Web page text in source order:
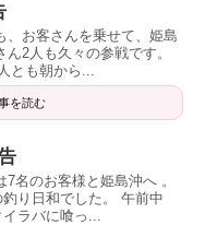
、お客さんを乗せて、姫島
2人も久々の参戦です。
とも朝から...
を読む
名のお客様と姫島沖へ 。
り日和でした。 午前中
ラバに喰っ...